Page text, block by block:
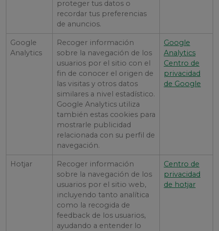
proteger tus datos o
recordar tus preferencias
de anuncios.
Google
Analytics
Recoger información
sobre la navegación de los
usuarios por el sitio con el
fin de conocer el origen de
las visitas y otros datos
similares a nivel estadístico.
Google Analytics utiliza
también estas cookies para
mostrarle publicidad
relacionada con su perfil de
navegación.
Google
Analytics
Centro de
privacidad
de Google
Hotjar
Recoger información
sobre la navegación de los
usuarios por el sitio web,
incluyendo tanto analítica
como la recogida de
feedback de los usuarios,
ayudando a entender lo
Centro de
privacidad
de hotjar